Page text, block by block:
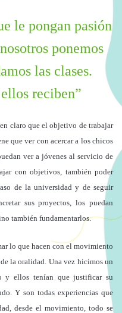
le pongan pasión
ponemos
las clases.
reciben”
claro que el objetivo de trabajar
que ver con acercar a los chicos
ver a jóvenes al servicio de
con objetivos, también poder
de la universidad y de seguir
sus proyectos, los puedan
también fundamentarlos.
lo que hacen con el movimiento
la oralidad. Una vez hicimos un
y ellos tenían que justificar su
Y son todas experiencias que
desde el movimiento, todo se